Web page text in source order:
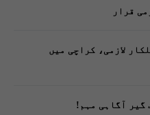
قرار
لازمی، کراچی میں
گیر آگاہی مہم!